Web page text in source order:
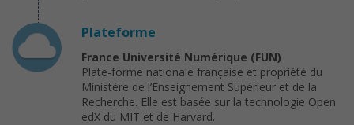
Plateforme
France Université Numérique (FUN)
Plate-forme nationale française et propriété du
Ministère de l’Enseignement Supérieur et de la
Recherche. Elle est basée sur la technologie Open
edX du MIT et de Harvard.